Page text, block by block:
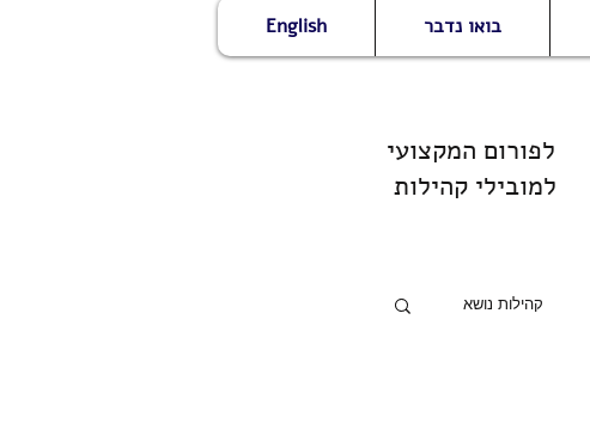
English בואו נדבר
למובילי קהילות
קהילות נושא